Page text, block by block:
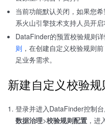
当前功能默认关闭，如果您
系火山引擎技术支持人员开启
DataFinder的预置校验规则
则 ，在创建自定义校验规则
足业务需求。
新建自定义校验规
登录并进入DataFinder控制
数据治理>校验规则配置 ，进